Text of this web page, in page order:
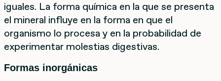
iguales. La forma química en la que se presenta
el mineral influye en la forma en que el
organismo lo procesa y en la probabilidad de
experimentar molestias digestivas.
Formas inorgánicas